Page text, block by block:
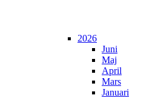
2026
Juni
Maj
April
Mars
Januari